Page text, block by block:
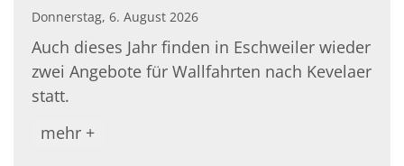
Donnerstag, 6. August 2026
Auch dieses Jahr finden in Eschweiler wieder
zwei Angebote für Wallfahrten nach Kevelaer
statt.
mehr +